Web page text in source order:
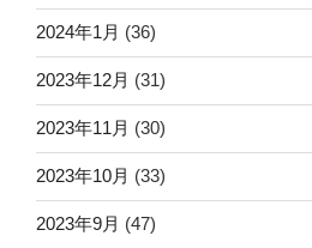
2024年1月 (36)
2023年12月 (31)
2023年11月 (30)
2023年10月 (33)
2023年9月 (47)